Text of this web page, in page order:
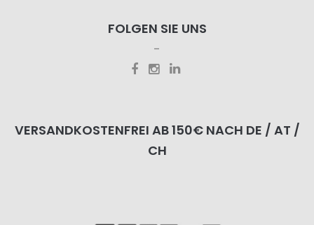
FOLGEN SIE UNS
VERSANDKOSTENFREI AB 150€ NACH DE / AT /
CH